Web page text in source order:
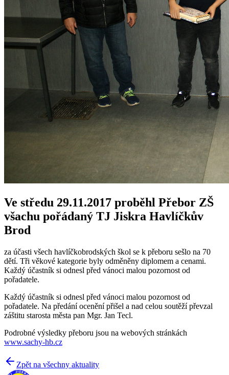
Ve středu 29.11.2017 proběhl Přebor ZŠ
všachu pořádaný TJ Jiskra Havlíčkův
Brod
za účasti všech havlíčkobrodských škol se k přeboru sešlo na 70
dětí. Tři věkové kategorie byly odměněny diplomem a cenami.
Každý účastník si odnesl před vánoci malou pozornost od
pořadatele.
Každý účastník si odnesl před vánoci malou pozornost od
pořadatele. Na předání ocenění přišel a nad celou soutěží převzal
záštitu starosta města pan Mgr. Jan Tecl.
Podrobné výsledky přeboru jsou na webových stránkách
www.sachy-hb.cz
Zpět na všechny aktuality